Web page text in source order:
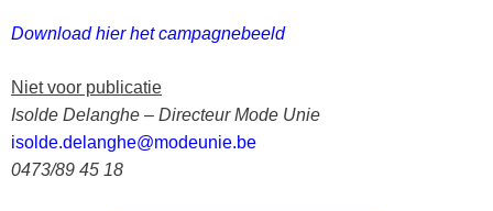
Download hier het campagnebeeld
Niet voor publicatie
Isolde Delanghe – Directeur Mode Unie
isolde.delanghe@modeunie.be
0473/89 45 18